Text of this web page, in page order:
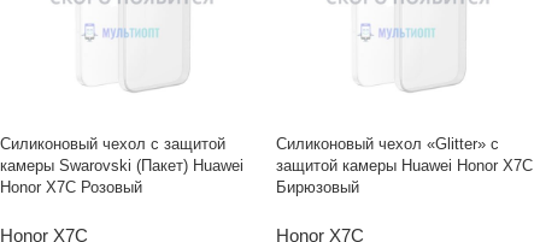
Силиконовый чехол с защитой
камеры Swarovski (Пакет) Huawei
Honor X7C Розовый
Honor X7C
Силиконовый чехол «Glitter» с
защитой камеры Huawei Honor X7C
Бирюзовый
Honor X7C